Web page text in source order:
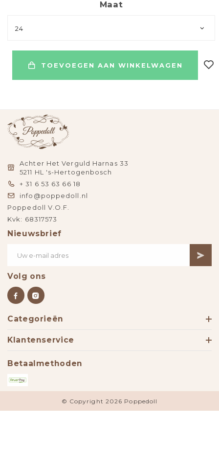
Maat
24
TOEVOEGEN AAN WINKELWAGEN
Achter Het Verguld Harnas 33
5211 HL 's-Hertogenbosch
+ 31 6 53 63 66 18
info@poppedoll.nl
Poppedoll V.O.F.
Kvk: 68317573
Nieuwsbrief
Volg ons
Categorieën
Klantenservice
Betaalmethoden
© Copyright 2026 Poppedoll